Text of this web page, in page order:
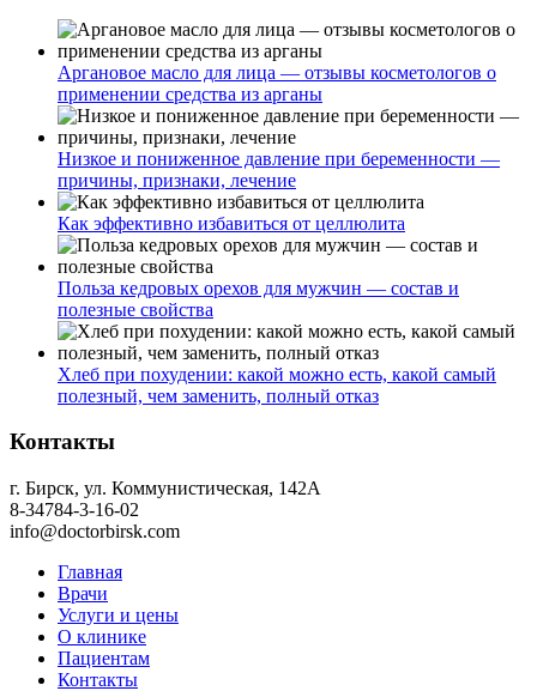
Аргановое масло для лица — отзывы косметологов о
применении средства из арганы
Низкое и пониженное давление при беременности —
причины, признаки, лечение
Как эффективно избавиться от целлюлита
Польза кедровых орехов для мужчин — состав и
полезные свойства
Хлеб при похудении: какой можно есть, какой самый
полезный, чем заменить, полный отказ
Контакты
г. Бирск, ул. Коммунистическая, 142А
8-34784-3-16-02
info@doctorbirsk.com
Главная
Врачи
Услуги и цены
О клинике
Пациентам
Контакты